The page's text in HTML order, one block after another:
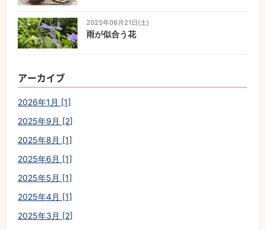
2025年06月21日(土)
雨が似合う花
アーカイブ
2026年1月 [1]
2025年9月 [2]
2025年8月 [1]
2025年6月 [1]
2025年5月 [1]
2025年4月 [1]
2025年3月 [2]